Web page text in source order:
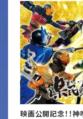
映画公開記念！！神